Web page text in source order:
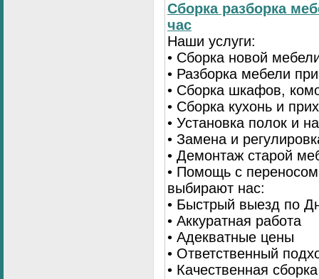
Сборка разборка
час
Наши услуги:
• Сборка новой
• Разборка мебели
• Сборка шкафов,
• Сборка кухонь и
• Установка полок и
• Замена и
• Демонтаж старой
• Помощь с
выбирают нас:
• Быстрый выезд по
• Аккуратная работа
• Адекватные цены
• Ответственный
• Качественная